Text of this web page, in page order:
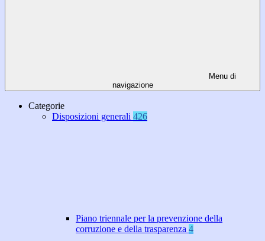
Menu di
navigazione
Categorie
Disposizioni generali 426
Piano triennale per la prevenzione della
corruzione e della trasparenza 4